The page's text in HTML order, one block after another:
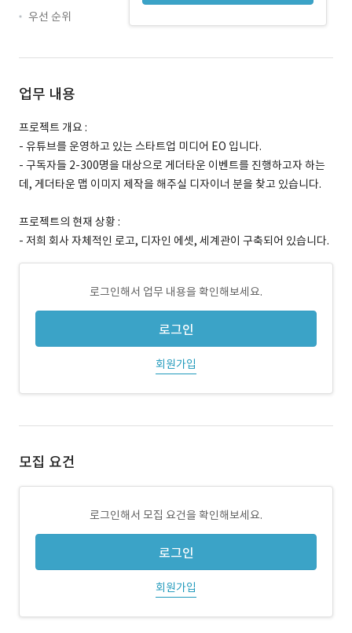
우선 순위
업무 내용
프로젝트 개요 :
- 유튜브를 운영하고 있는 스타트업 미디어 EO 입니다.
- 구독자들 2-300명을 대상으로 게더타운 이벤트를 진행하고자 하는
데, 게더타운 맵 이미지 제작을 해주실 디자이너 분을 찾고 있습니다.
프로젝트의 현재 상황 :
- 저희 회사 자체적인 로고, 디자인 에셋, 세계관이 구축되어 있습니다.
로그인해서 업무 내용을 확인해보세요.
로그인
회원가입
모집 요건
로그인해서 모집 요건을 확인해보세요.
로그인
회원가입